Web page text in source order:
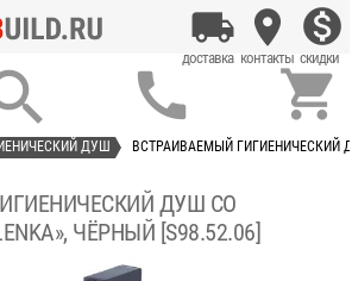
 
ДУШ ВСТРАИВАЕМЫЙ ГИГИЕНИЧЕСКИЙ
ДУШ СО
ЧЁРНЫЙ [S98.52.06]